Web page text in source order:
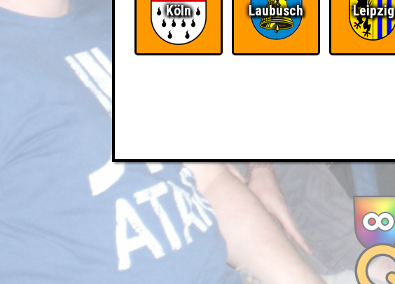
Köln Laubusch Leipzig